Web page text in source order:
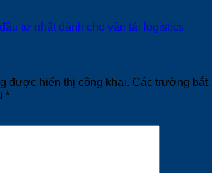
tư nhất dành cho vận tải logistics
được hiển thị công khai. Các trường bắt
*